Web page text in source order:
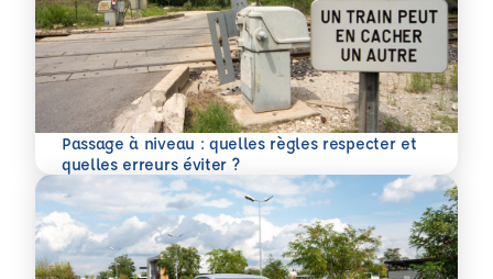
Passage à niveau : quelles règles respecter et
quelles erreurs éviter ?
En savoir plus